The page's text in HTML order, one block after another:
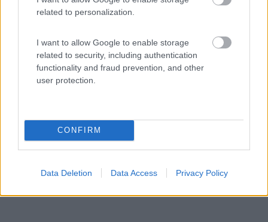
related to personalization.
I want to allow Google to enable storage
related to security, including authentication
functionality and fraud prevention, and other
user protection.
CONFIRM
Data Deletion Data Access Privacy Policy
Revine (TV) - 5.5km
Via Santa Maria 4/A, Loc. Santa Maria